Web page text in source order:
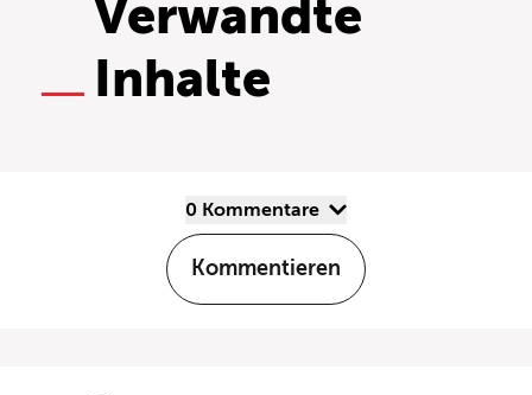
Verwandte
Inhalte
0 Kommentare
Kommentieren